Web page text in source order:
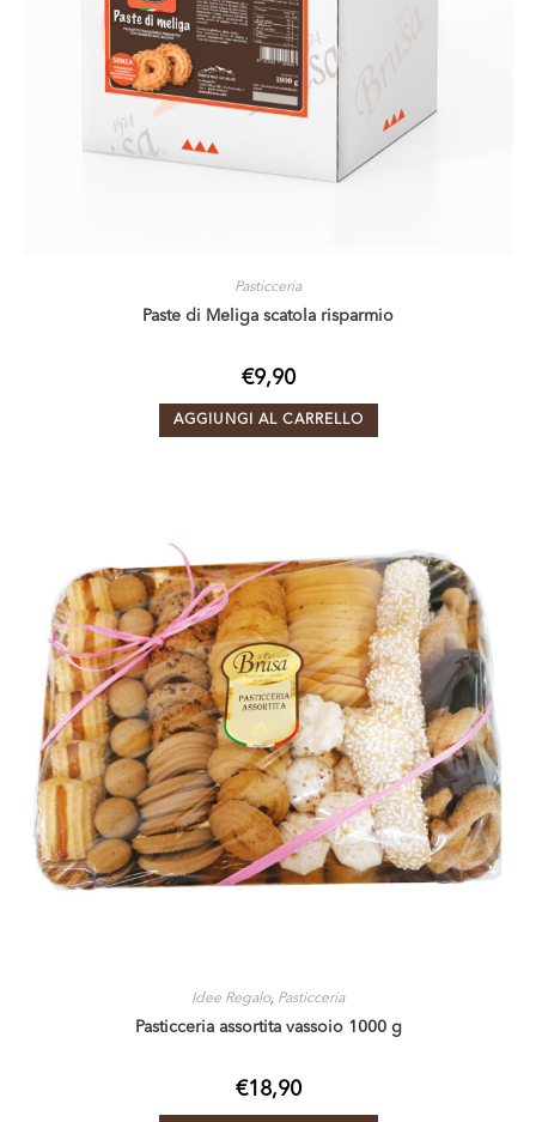
Pasticceria
Paste di Meliga scatola risparmio
€9,90
AGGIUNGI AL CARRELLO
Idee Regalo, Pasticceria
Pasticceria assortita vassoio 1000 g
€18,90